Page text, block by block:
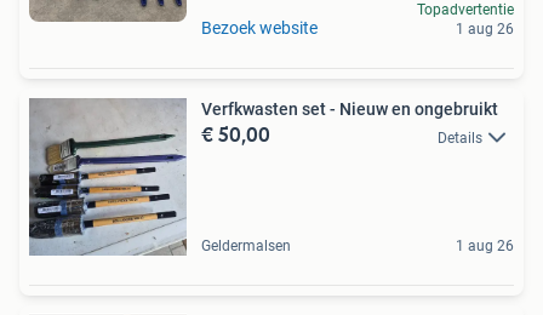
Bezoek website
Topadvertentie
1 aug 26
Verfkwasten set - Nieuw en ongebruikt
€ 50,00 Details
Geldermalsen 1 aug 26